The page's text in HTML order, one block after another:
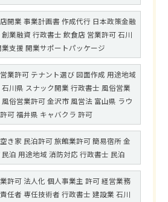
開業 事業計画書 作成代行 日本政策金融
創業融資 行政書士 飲食店 営業許可 石川
業支援 開業サポートパッケージ
業許可 テナント選び 図面作成 用途地域
石川県 スナック開業 行政書士 風俗営業
風俗営業許可 金沢市 風営法 富山県 ラウ
可 福井県 キャバクラ 許可
き家 民泊許可 旅館業許可 簡易宿所 金
民泊 用途地域 消防対応 行政書士 民泊
許可 法人化 個人事業主 許可 経営業務
任者 専任技術者 行政書士 建設業 石川